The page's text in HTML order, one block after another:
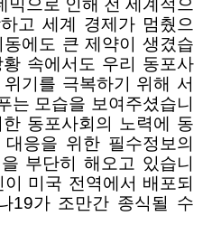
믹으로 인해 전 세계적으
고 세계 경제가 멈췄으
에도 큰 제약이 생겼습
속에서도 우리 동포사
기를 극복하기 위해 서
는 모습을 보여주셨습니
동포사회의 노력에 동
응을 위한 필수정보의
부단히 해오고 있습니
미국 전역에서 배포되
19가 조만간 종식될 수